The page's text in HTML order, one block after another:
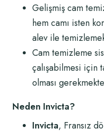
Gelişmiş cam
hem camı isten
alev ile
Cam temizleme
çalışabilmesi için
olması
Neden Invicta?
Invicta, Fransız